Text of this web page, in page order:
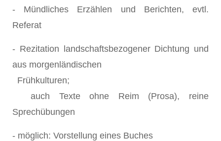
- Mündliches Erzählen und Berichten, evtl.
Referat
- Rezitation landschaftsbezogener Dichtung und
aus morgenländischen
Frühkulturen;
auch Texte ohne Reim (Prosa), reine
Sprechübungen
- möglich: Vorstellung eines Buches